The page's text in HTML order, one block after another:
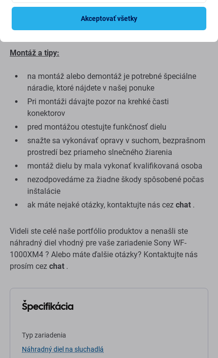
minimálne odchýlky vo funkčnosti, kvalite alebo vzhľade.
Ak sa chcete dozvedieť viac o kvalite, prečítajte si náš
blog, kde sa kvalite venujeme podrobnejšie.
Montáž a tipy:
na montáž alebo demontáž je potrebné špeciálne
náradie, ktoré nájdete v našej ponuke
Pri montáži dávajte pozor na krehké časti
konektorov
pred montážou otestujte funkčnosť dielu
snažte sa vykonávať opravy v suchom, bezprašnom
prostredí bez priameho slnečného žiarenia
montáž dielu by mala vykonať kvalifikovaná osoba
nezodpovedáme za žiadne škody spôsobené počas
inštalácie
ak máte nejaké otázky, kontaktujte nás cez chat .
Videli ste celé naše portfólio produktov a nenašli ste
náhradný diel vhodný pre vaše zariadenie Sony WF-
1000XM4 ? Alebo máte ďalšie otázky? Kontaktujte nás
prosím cez chat .
Špecifikácia
Typ zariadenia
Náhradný diel na sluchadlá
Akceptovať všetky